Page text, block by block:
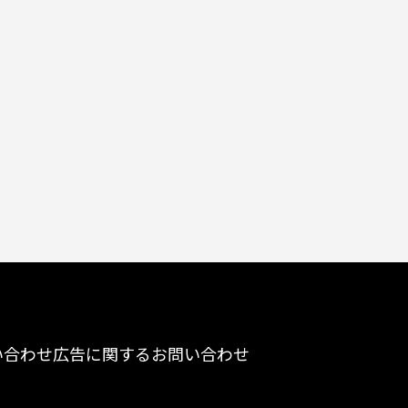
わせ広告に関するお問い合わせ